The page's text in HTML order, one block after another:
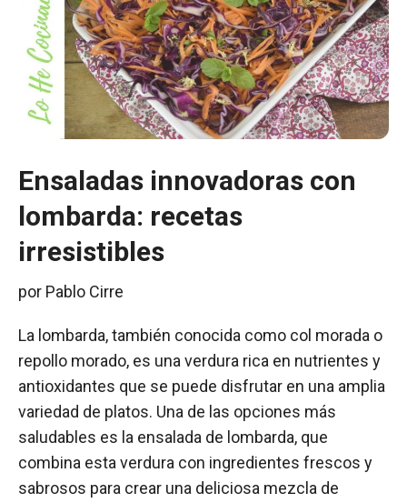
Ensaladas innovadoras con
lombarda: recetas
irresistibles
por Pablo Cirre
La lombarda, también conocida como col morada o
repollo morado, es una verdura rica en nutrientes y
antioxidantes que se puede disfrutar en una amplia
variedad de platos. Una de las opciones más
saludables es la ensalada de lombarda, que
combina esta verdura con ingredientes frescos y
sabrosos para crear una deliciosa mezcla de